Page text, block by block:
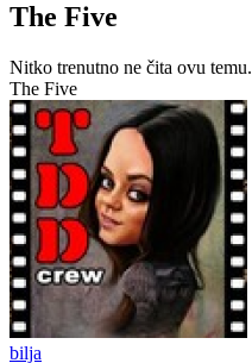
The Five
Nitko trenutno ne čita ovu temu.
The Five
bilja